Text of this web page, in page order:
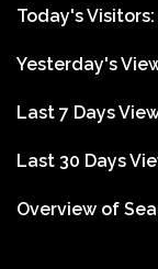
Today's Visitors:
Yesterday's
Last 7 Days
Last 30 Days
Overview of